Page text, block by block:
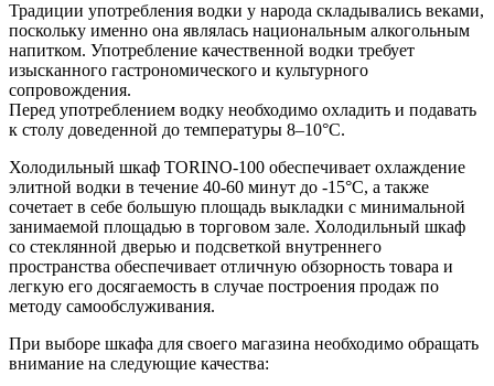
Традиции употребления водки у народа складывались веками,
поскольку именно она являлась национальным алкогольным
напитком. Употребление качественной водки требует
изысканного гастрономического и культурного
сопровождения.
Перед употреблением водку необходимо охладить и подавать
к столу доведенной до температуры 8–10°С.
Холодильный шкаф TORINO-100 обеспечивает охлаждение
элитной водки в течение 40-60 минут до -15°С, а также
сочетает в себе большую площадь выкладки с минимальной
занимаемой площадью в торговом зале. Холодильный шкаф
со стеклянной дверью и подсветкой внутреннего
пространства обеспечивает отличную обзорность товара и
легкую его досягаемость в случае построения продаж по
методу самообслуживания.
При выборе шкафа для своего магазина необходимо обращать
внимание на следующие качества: